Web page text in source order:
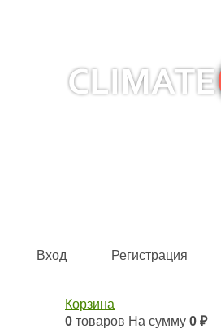
Вход Регистрация
Корзина
0 товаров На сумму 0 ₽